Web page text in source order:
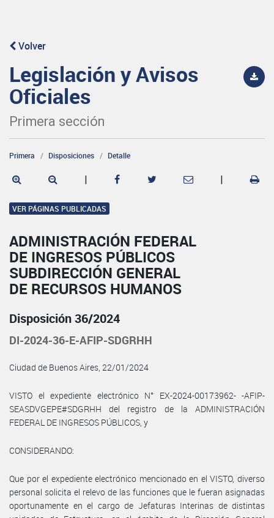
Volver
Legislación y Avisos
Oficiales
Primera sección
Primera Disposiciones Detalle
| |
VER PÁGINAS PUBLICADAS
ADMINISTRACIÓN FEDERAL
DE INGRESOS PÚBLICOS
SUBDIRECCIÓN GENERAL
DE RECURSOS HUMANOS
Disposición 36/2024
DI-2024-36-E-AFIP-SDGRHH
Ciudad de Buenos Aires, 22/01/2024
VISTO el expediente electrónico N° EX-2024-00173962- -AFIP-
SEASDVGEPE#SDGRHH del registro de la ADMINISTRACIÓN
FEDERAL DE INGRESOS PÚBLICOS, y
CONSIDERANDO:
Que por el expediente electrónico mencionado en el VISTO, diverso
personal solicita el relevo de las funciones que le fueran asignadas
oportunamente en el cargo de Jefaturas Interinas de distintas